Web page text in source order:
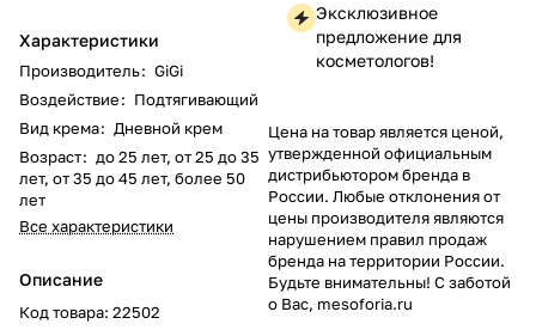
Характеристики
Производитель: GiGi
Воздействие: Подтягивающий
Вид крема: Дневной крем
Возраст: до 25 лет, от 25 до 35
лет, от 35 до 45 лет, более 50
лет
Все характеристики
Описание
Код товара: 22502
Эксклюзивное
предложение для
косметологов!
Цена на товар является ценой,
утвержденной официальным
дистрибьютором бренда в
России. Любые отклонения от
цены производителя являются
нарушением правил продаж
бренда на территории России.
Будьте внимательны! С заботой
о Вас, mesoforia.ru